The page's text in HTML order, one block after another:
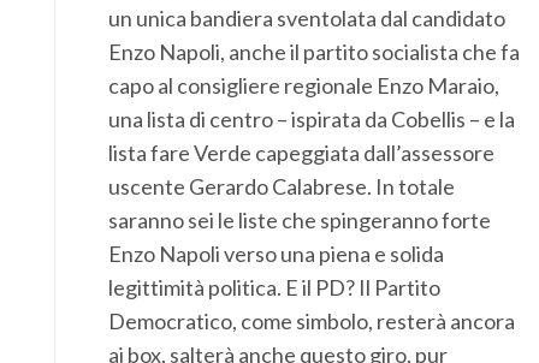
un unica bandiera sventolata dal candidato
Enzo Napoli, anche il partito socialista che fa
capo al consigliere regionale Enzo Maraio,
una lista di centro – ispirata da Cobellis – e la
lista fare Verde capeggiata dall’assessore
uscente Gerardo Calabrese. In totale
saranno sei le liste che spingeranno forte
Enzo Napoli verso una piena e solida
legittimità politica. E il PD? Il Partito
Democratico, come simbolo, resterà ancora
ai box, salterà anche questo giro, pur